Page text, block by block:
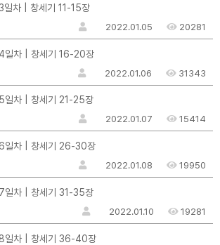
일차 | 창세기 11-15장
2022.01.05 20281
4일차 | 창세기 16-20장
2022.01.06 31343
5일차 | 창세기 21-25장
2022.01.07 15414
6일차 | 창세기 26-30장
2022.01.08 19950
7일차 | 창세기 31-35장
2022.01.10 19281
8일차 | 창세기 36-40장